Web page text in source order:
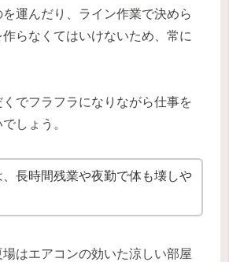
運んだり、ライン作業で決めら
らなくてはいけないため、常に
でフラフラになりながら仕事を
しょう。
、長時間残業や夜勤で体も壊しや
はエアコンの効いた涼しい部屋